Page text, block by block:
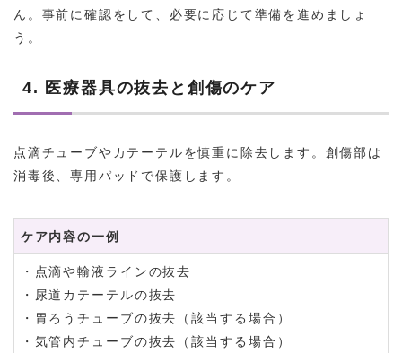
ん。事前に確認をして、必要に応じて準備を進めましょ
う。
4. 医療器具の抜去と創傷のケア
点滴チューブやカテーテルを慎重に除去します。創傷部は
消毒後、専用パッドで保護します。
ケア内容の一例
・点滴や輸液ラインの抜去
・尿道カテーテルの抜去
・胃ろうチューブの抜去（該当する場合）
・気管内チューブの抜去（該当する場合）